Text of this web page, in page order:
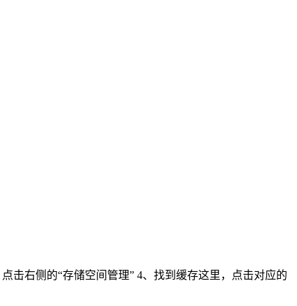
击右侧的“存储空间管理” 4、找到缓存这里，点击对应的